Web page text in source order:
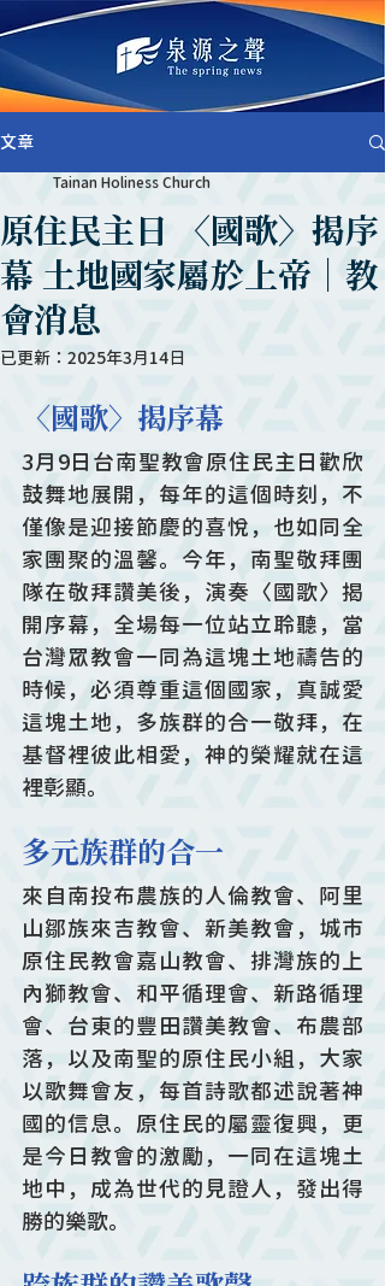
文章
原住民主日 〈國歌〉揭序
幕 土地國家屬於上帝｜教
會消息
Tainan Holiness Church
已更新： 2025年3月14日
〈國歌〉揭序幕
3月9日台南聖教會原住民主日歡欣
鼓舞地展開，每年的這個時刻，不
僅像是迎接節慶的喜悅，也如同全
家團聚的溫馨。今年，南聖敬拜團
隊在敬拜讚美後，演奏〈國歌〉揭
開序幕，全場每一位站立聆聽，當
台灣眾教會一同為這塊土地禱告的
時候，必須尊重這個國家，真誠愛
這塊土地，多族群的合一敬拜，在
基督裡彼此相愛，神的榮耀就在這
裡彰顯。
多元族群的合一
來自南投布農族的人倫教會、阿里
山鄒族來吉教會、新美教會，城市
原住民教會嘉山教會、排灣族的上
內獅教會、和平循理會、新路循理
會、台東的豐田讚美教會、布農部
落，以及南聖的原住民小組，大家
以歌舞會友，每首詩歌都述說著神
國的信息。原住民的屬靈復興，更
是今日教會的激勵，一同在這塊土
地中，成為世代的見證人，發出得
勝的樂歌。